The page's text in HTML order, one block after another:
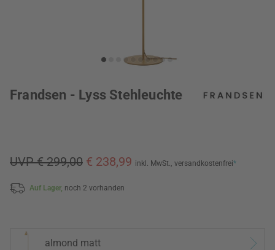
Frandsen - Lyss Stehleuchte
UVP € 299,00 € 238,99 inkl. MwSt., versandkostenfrei*
Auf Lager, noch 2 vorhanden
almond matt